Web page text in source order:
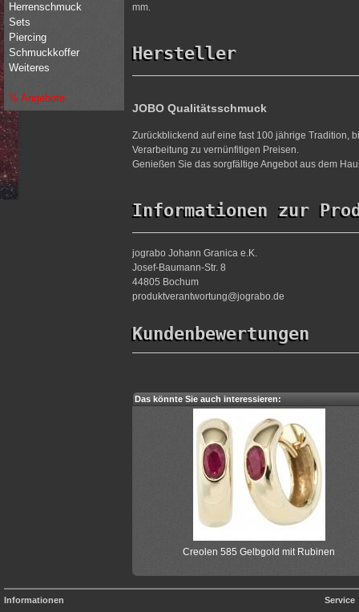
mm.
Hersteller
JOBO Qualitätsschmuck
Zurückblickend auf eine fast 100 jährige Tradition,
Verarbeitung zu vernünfitigen Preisen.
Genießen Sie das sorgfältige Angebot aus dem
Informationen zur
jograbo Johann Granica e.K.
Josef-Baumann-Str. 8
44805 Bochum
produktverantwortung@jograbo.de
Kundenbewertungen
Das könnte Sie auch interessieren:
Creolen 585 Gelbgold mit Rubinen
Herrenschmuck
Sets
Piercing
Schmuckkoffer
Weiteres
% Angebote
Informationen
Service